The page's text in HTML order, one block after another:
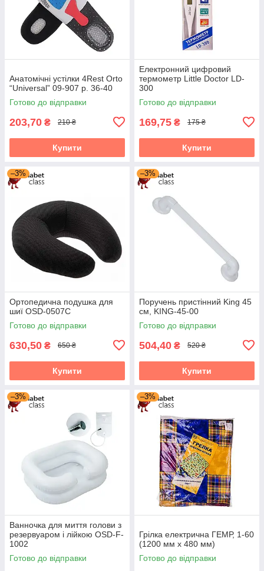
Анатомічні устілки 4Rest Orto
“Universal” 09-907 р. 36-40
Готово до відправки
203,70 ₴ 210 ₴
Купити
Електронний цифровий
термометр Little Doctor LD-
300
Готово до відправки
169,75 ₴ 175 ₴
Купити
–3%
Ортопедична подушка для
шиї OSD-0507C
Готово до відправки
630,50 ₴ 650 ₴
Купити
–3%
Поручень пристінний King 45
см, KING-45-00
Готово до відправки
504,40 ₴ 520 ₴
Купити
–3%
Ванночка для миття голови з
резервуаром і лійкою OSD-F-
1002
Готово до відправки
–3%
Грілка електрична ГЕМР, 1-60
(1200 мм х 480 мм)
Готово до відправки